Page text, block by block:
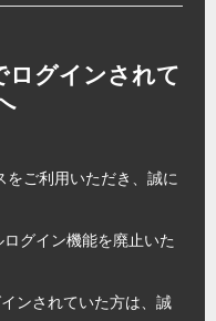
グインされて
をご利用いただき、誠に
グイン機能を廃止いた
ンされていた方は、誠